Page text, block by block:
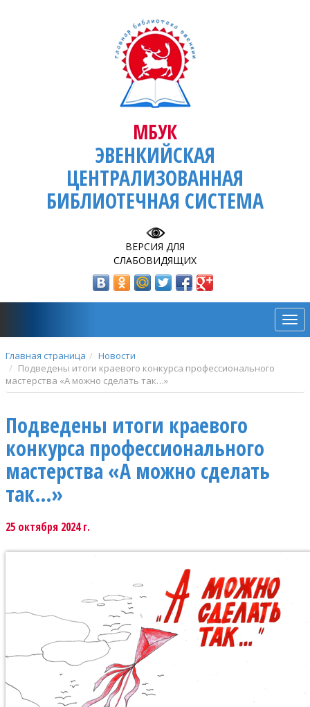
МБУК
ЭВЕНКИЙСКАЯ
ЦЕНТРАЛИЗОВАННАЯ
БИБЛИОТЕЧНАЯ СИСТЕМА
ВЕРСИЯ ДЛЯ
СЛАБОВИДЯЩИХ
Главная страница
Новости
Подведены итоги краевого конкурса профессионального
мастерства «А можно сделать так…»
Подведены итоги краевого
конкурса профессионального
мастерства «А можно сделать
так…»
25 октября 2024 г.